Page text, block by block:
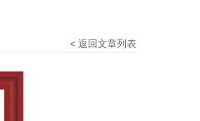
< 返回文章列表